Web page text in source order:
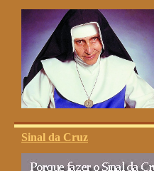
Sinal da Cruz